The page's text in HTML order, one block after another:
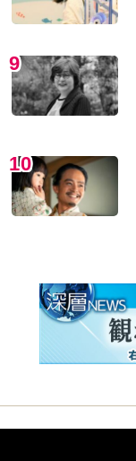
9
10